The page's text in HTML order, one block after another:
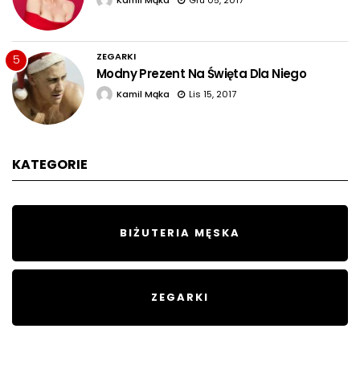
5 ZEGARKI
Modny Prezent Na Święta Dla Niego
Kamil Mąka Lis 15, 2017
KATEGORIE
BIŻUTERIA MĘSKA
ZEGARKI